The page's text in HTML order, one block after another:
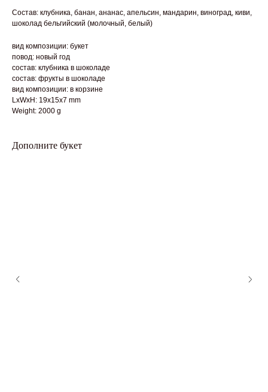
Состав: клубника, банан, ананас, апельсин, мандарин, виноград, киви,
шоколад бельгийский (молочный, белый)
вид композиции: букет
повод: новый год
состав: клубника в шоколаде
состав: фрукты в шоколаде
вид композиции: в корзине
LxWxH: 19x15x7 mm
Weight: 2000 g
Дополните букет